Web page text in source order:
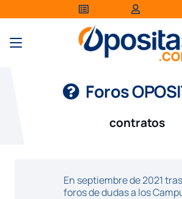
Foros
contratos
En septiembre de 2021
foros de dudas a los